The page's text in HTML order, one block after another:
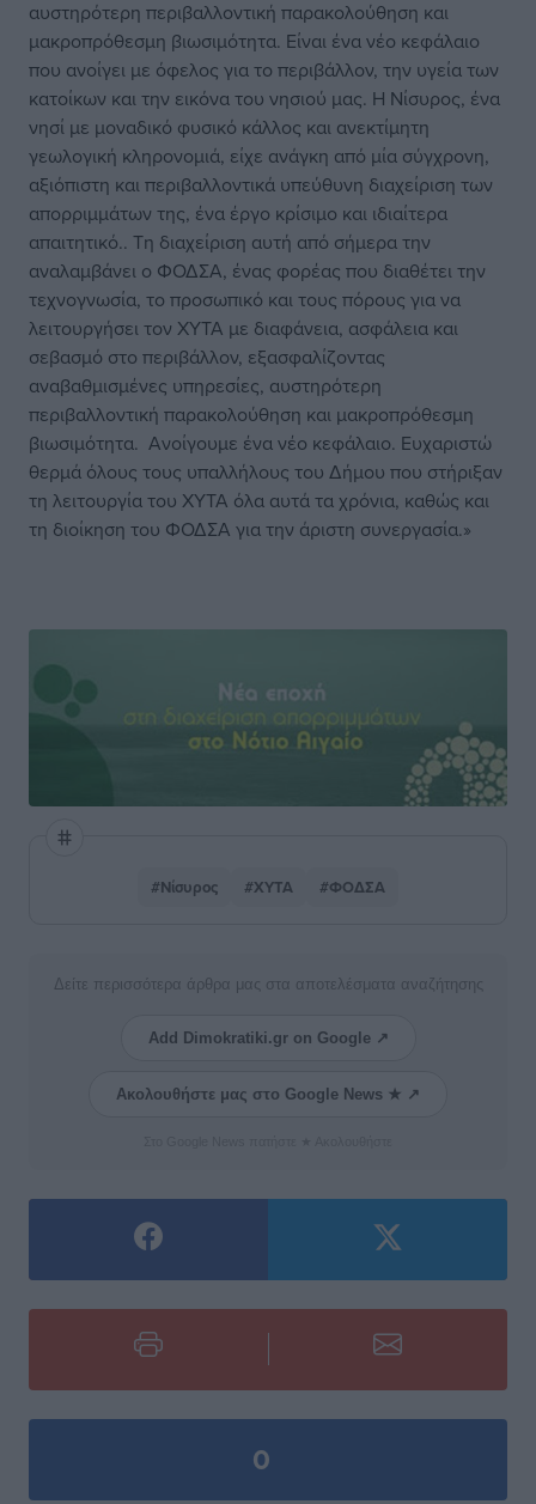
αυστηρότερη περιβαλλοντική παρακολούθηση και
μακροπρόθεσμη βιωσιμότητα. Είναι ένα νέο κεφάλαιο
που ανοίγει με όφελος για το περιβάλλον, την υγεία των
κατοίκων και την εικόνα του νησιού μας. Η Νίσυρος, ένα
νησί με μοναδικό φυσικό κάλλος και ανεκτίμητη
γεωλογική κληρονομιά, είχε ανάγκη από μία σύγχρονη,
αξιόπιστη και περιβαλλοντικά υπεύθυνη διαχείριση των
απορριμμάτων της, ένα έργο κρίσιμο και ιδιαίτερα
απαιτητικό.. Τη διαχείριση αυτή από σήμερα την
αναλαμβάνει ο ΦΟΔΣΑ, ένας φορέας που διαθέτει την
τεχνογνωσία, το προσωπικό και τους πόρους για να
λειτουργήσει τον ΧΥΤΑ με διαφάνεια, ασφάλεια και
σεβασμό στο περιβάλλον, εξασφαλίζοντας
αναβαθμισμένες υπηρεσίες, αυστηρότερη
περιβαλλοντική παρακολούθηση και μακροπρόθεσμη
βιωσιμότητα. Ανοίγουμε ένα νέο κεφάλαιο. Ευχαριστώ
θερμά όλους τους υπαλλήλους του Δήμου που στήριξαν
τη λειτουργία του ΧΥΤΑ όλα αυτά τα χρόνια, καθώς και
τη διοίκηση του ΦΟΔΣΑ για την άριστη συνεργασία.»
#Νίσυρος #ΧΥΤΑ #ΦΟΔΣΑ
Δείτε περισσότερα άρθρα μας στα αποτελέσματα αναζήτησης
Add Dimokratiki.gr on Google ↗
Ακολουθήστε μας στο Google News ★ ↗
0